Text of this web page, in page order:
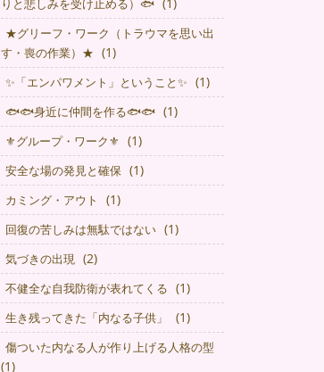
りと悲しみを受け止める）🐟
★グリーフ・ワーク（トラウマを思い出
す・喪の作業）★ (1)
✨「エンパワメント」ということ✨ (1)
🐟🐟身近に仲間を作る🐟🐟 (1)
⚜グループ・ワーク⚜ (1)
安全な場の発見と確保 (1)
カミング・アウト (1)
回復の苦しみは無駄ではない (1)
気づきの出現 (2)
不健全な自我防衛が表れてくる (1)
生き残ってきた「内なる子供」 (1)
傷ついた内なる人が作り上げる人格の型
(1)